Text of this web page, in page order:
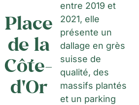
Place
de la
Côte-
d'Or
entre 2019 et
2021, elle
présente un
dallage en grès
suisse de
qualité, des
massifs plantés
et un parking